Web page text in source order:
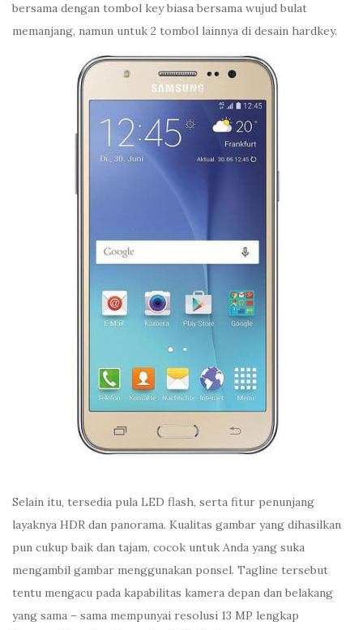
bersama dengan tombol key biasa bersama wujud bulat
memanjang, namun untuk 2 tombol lainnya di desain hardkey.
Selain itu, tersedia pula LED flash, serta fitur penunjang
layaknya HDR dan panorama. Kualitas gambar yang dihasilkan
pun cukup baik dan tajam, cocok untuk Anda yang suka
mengambil gambar menggunakan ponsel. Tagline tersebut
tentu mengacu pada kapabilitas kamera depan dan belakang
yang sama – sama mempunyai resolusi 13 MP lengkap